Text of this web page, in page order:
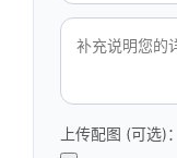
上传配图 (可选)：